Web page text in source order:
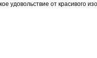
удовольствие от красивого